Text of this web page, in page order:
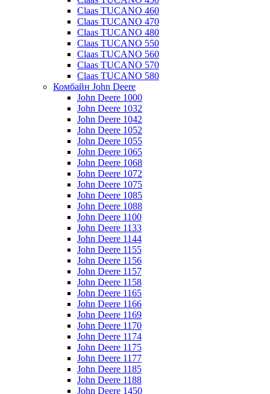
Claas TUCANO 460
Claas TUCANO 470
Claas TUCANO 480
Claas TUCANO 550
Claas TUCANO 560
Claas TUCANO 570
Claas TUCANO 580
Комбайн John Deere
John Deere 1000
John Deere 1032
John Deere 1042
John Deere 1052
John Deere 1055
John Deere 1065
John Deere 1068
John Deere 1072
John Deere 1075
John Deere 1085
John Deere 1088
John Deere 1100
John Deere 1133
John Deere 1144
John Deere 1155
John Deere 1156
John Deere 1157
John Deere 1158
John Deere 1165
John Deere 1166
John Deere 1169
John Deere 1170
John Deere 1174
John Deere 1175
John Deere 1177
John Deere 1185
John Deere 1188
John Deere 1450